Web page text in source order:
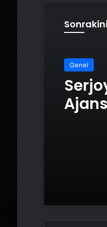
Genel
Serjoy : Dijital